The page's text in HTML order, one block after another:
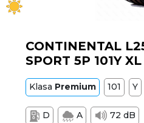
CONTINENTAL
SPORT 5P 101Y
Klasa Premium 101 Y
D A 72 dB